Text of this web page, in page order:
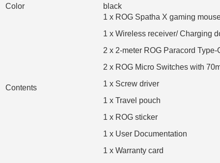
Color
black
Contents
1 x ROG Spatha X gaming
1 x Wireless receiver/ Charging
2 x 2-meter ROG Paracord
2 x ROG Micro Switches with
1 x Screw driver
1 x Travel pouch
1 x ROG sticker
1 x User Documentation
1 x Warranty card